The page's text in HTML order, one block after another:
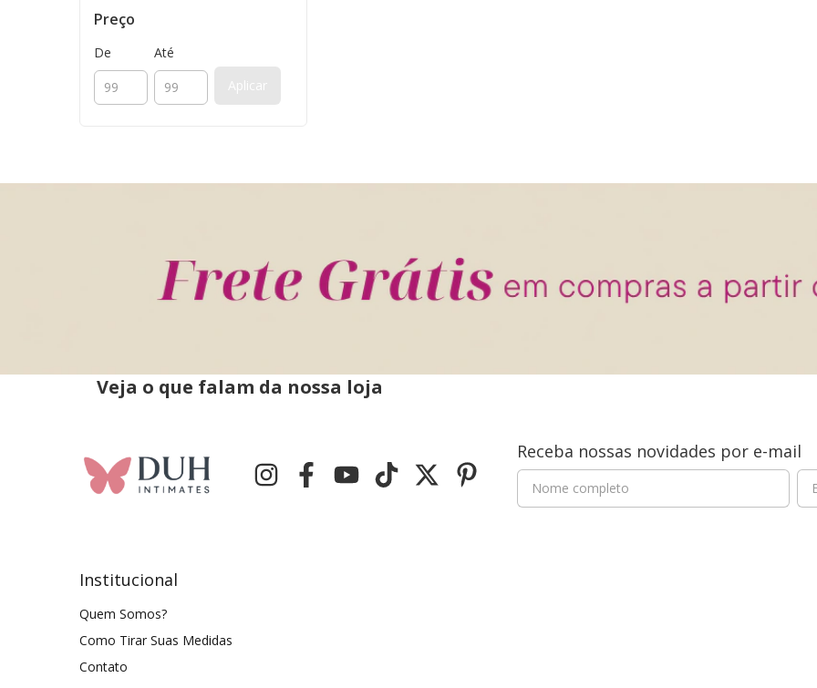
Preço
De
Até
Aplicar
Veja o que falam da nossa loja
Receba nossas novidades por e-mail
Institucional
Quem Somos?
Como Tirar Suas Medidas
Contato